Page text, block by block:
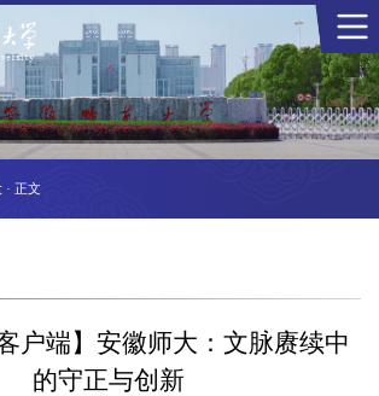
· 正文
户端】安徽师大：文脉赓续中
的守正与创新